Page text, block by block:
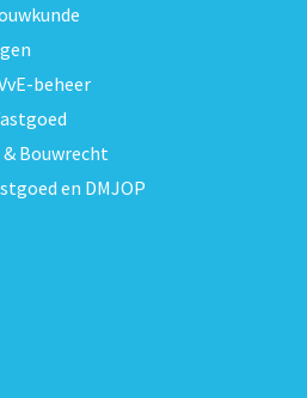
beheer
Bouwrecht
en DMJOP